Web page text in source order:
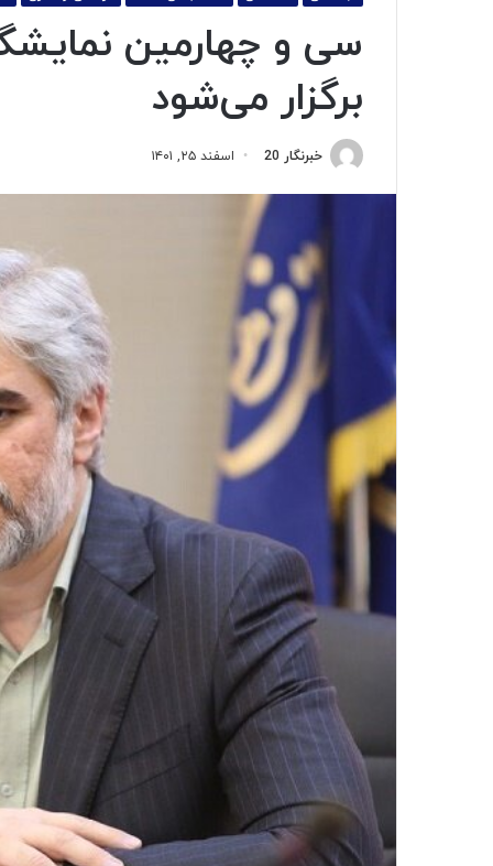
سی و چهارمین
برگزار می‌شود
خبرنگار 20 اسفند ۲۵, ۱۴۰۱